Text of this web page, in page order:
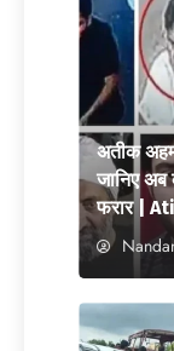
अतीक
जानिए
फरार |